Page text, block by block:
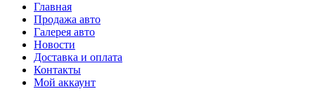
Главная
Продажа авто
Галерея авто
Новости
Доставка и оплата
Контакты
Мой аккаунт